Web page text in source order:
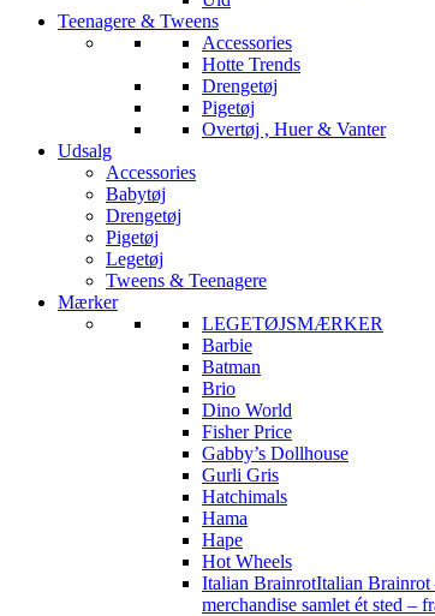
Teenagere & Tweens
Accessories
Hotte Trends
Drengetøj
Pigetøj
Overtøj , Huer & Vanter
Udsalg
Accessories
Babytøj
Drengetøj
Pigetøj
Legetøj
Tweens & Teenagere
Mærker
LEGETØJSMÆRKER
Barbie
Batman
Brio
Dino World
Fisher Price
Gabby’s Dollhouse
Gurli Gris
Hatchimals
Hama
Hape
Hot Wheels
Italian BrainrotItalian Brainrot
merchandise samlet ét sted –